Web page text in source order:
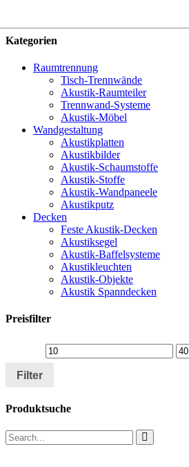
Kategorien
Raumtrennung
Tisch-Trennwände
Akustik-Raumteiler
Trennwand-Systeme
Akustik-Möbel
Wandgestaltung
Akustikplatten
Akustikbilder
Akustik-Schaumstoffe
Akustik-Stoffe
Akustik-Wandpaneele
Akustikputz
Decken
Feste Akustik-Decken
Akustiksegel
Akustik-Baffelsysteme
Akustikleuchten
Akustik-Objekte
Akustik Spanndecken
Preisfilter
Min Max
Filter
Produktsuche